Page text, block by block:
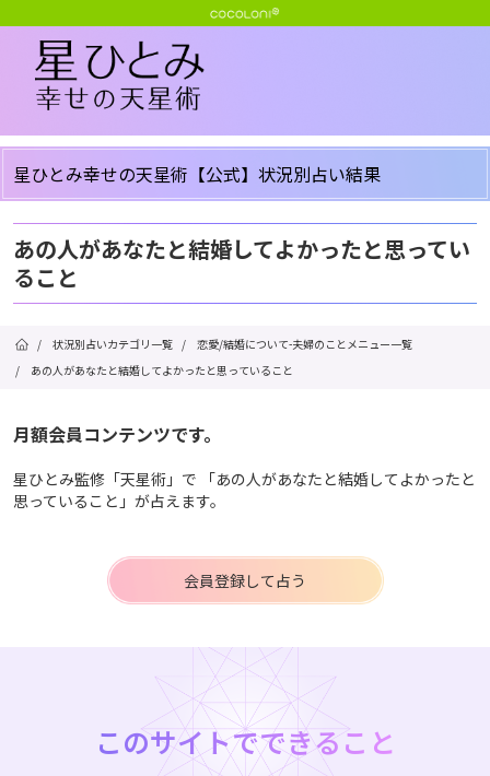
星ひとみ幸せの天星術【公式】状況別占い結果
あの人があなたと結婚してよかったと思ってい
ること
/ 状況別占いカテゴリ一覧 /
恋愛/結婚について-夫婦のことメニュー一覧
/
あの人があなたと結婚してよかったと思っていること
月額会員コンテンツです。
星ひとみ監修「天星術」で 「あの人があなたと結婚してよかったと
思っていること」が占えます。
会員登録して占う
このサイトでできること